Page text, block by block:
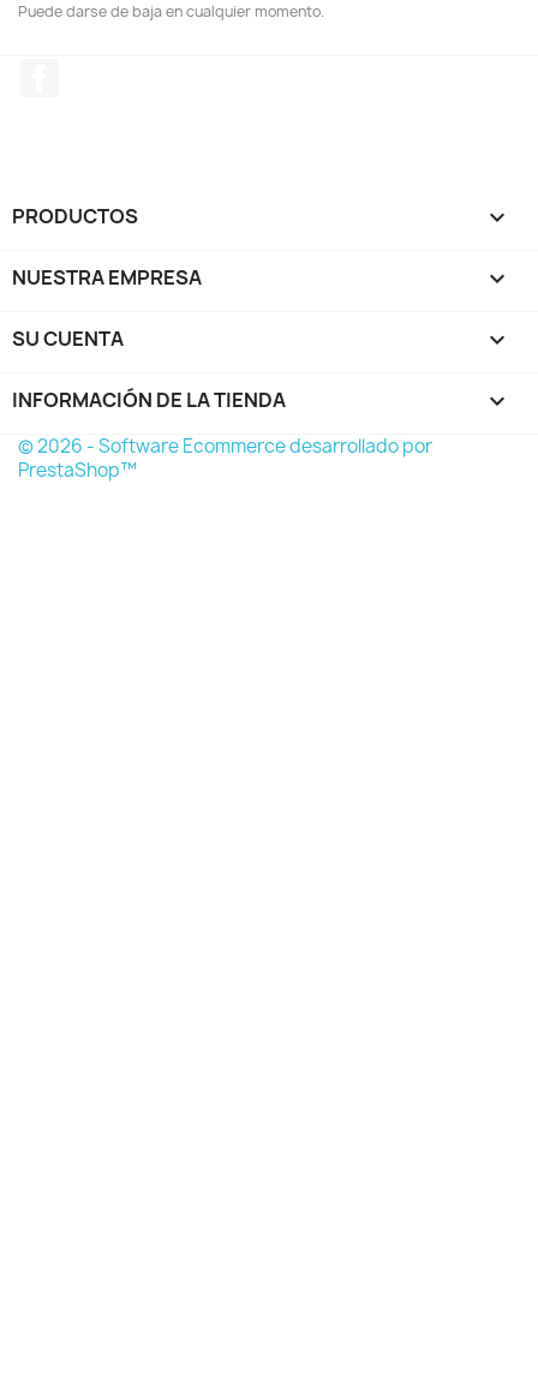
Puede darse de baja en cualquier momento.
PRODUCTOS 
NUESTRA EMPRESA 
SU CUENTA 
INFORMACIÓN DE LA TIENDA keyboard_arrow_down
© 2026 - Software Ecommerce desarrollado por
PrestaShop™